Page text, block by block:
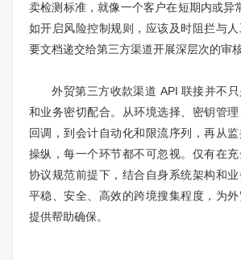
卖检测标准，就像一个客户在短期内或异
如开启风险控制规则，应该及时阻拦与
要文档递交给第三方渠道开展深层次的审核
外贸第三方收款渠道 API 联接并不只
和业务密切配合。从环境选择、密钥管
回调，到会计自动化和限流序列，再从
操纵，每一个环节都不可忽视。仅有在
协议规范前提下，结合自身系统架构和
平稳、安全、高效的跨境搜集程度，为
提供帮助确保。